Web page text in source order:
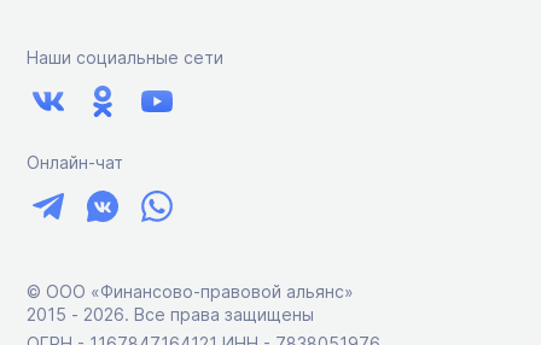
Наши социальные сети
Онлайн-чат
© ООО «Финансово-правовой альянс»
2015 ‑ 2026. Все права защищены